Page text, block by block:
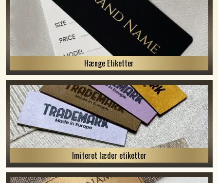
Hænge Etiketter
Imiteret læder etiketter